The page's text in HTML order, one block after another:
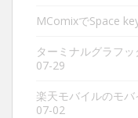
MComixでSpace
ターミナルグラフ
07-29
楽天モバイルのモ
07-02